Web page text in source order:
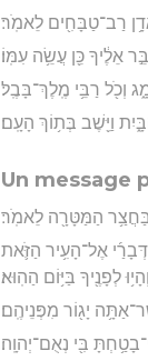
רַב־טַבָּחִ֖ים לֵאמֹֽר׃
אֵלֶ֔יךָ כֵּ֖ן עֲשֵׂ֥ה עִמּֽוֹ׃
וְכֹ֖ל רַבֵּ֥י מֶֽלֶךְ־בָּבֶֽל׃
וַיֵּ֖שֶׁב בְּת֥וֹךְ הָעָֽם׃
Un message
בַּחֲצַ֥ר הַמַּטָּרָ֖ה לֵאמֹֽר׃
אֶל־הָעִ֥יר הַזֹּ֛את
לְפָנֶ֖יךָ בַּיּ֥וֹם הַהֽוּא׃
יָג֖וֹר מִפְּנֵיהֶֽם׃
בִּ֖י נְאֻם־יְהוָֽה׃